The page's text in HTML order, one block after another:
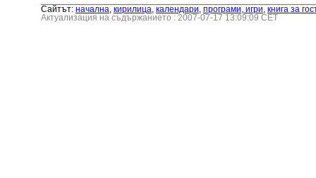
Сайтът: началнa, кирилица, календари, програми, игри, книга за
Актуализация на съдържанието : 2007-07-17 13:09:09 CET